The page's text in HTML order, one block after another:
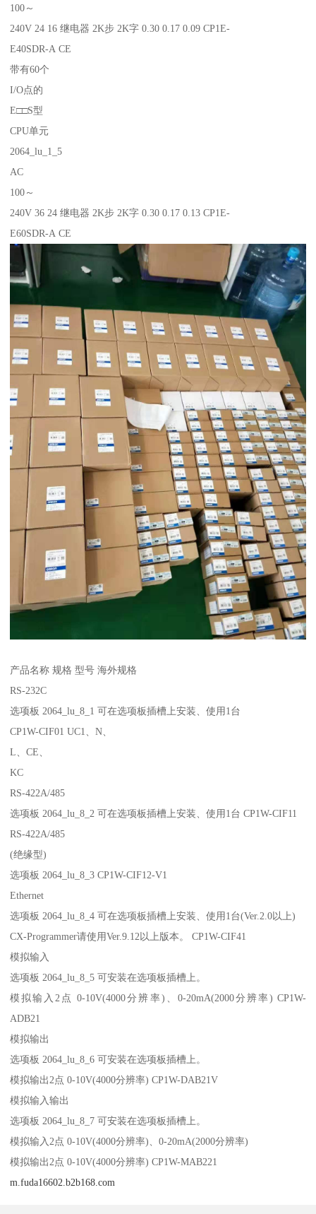
100～
240V 24 16 继电器 2K步 2K字 0.30 0.17 0.09 CP1E-
E40SDR-A CE
带有60个
I/O点的
E□□S型
CPU单元
2064_lu_1_5
AC
100～
240V 36 24 继电器 2K步 2K字 0.30 0.17 0.13 CP1E-
E60SDR-A CE
产品名称 规格 型号 海外规格
RS-232C
选项板 2064_lu_8_1 可在选项板插槽上安装、使用1台
CP1W-CIF01 UC1、N、
L、CE、
KC
RS-422A/485
选项板 2064_lu_8_2 可在选项板插槽上安装、使用1台 CP1W-CIF11
RS-422A/485
(绝缘型)
选项板 2064_lu_8_3 CP1W-CIF12-V1
Ethernet
选项板 2064_lu_8_4 可在选项板插槽上安装、使用1台(Ver.2.0以上)
CX-Programmer请使用Ver.9.12以上版本。 CP1W-CIF41
模拟输入
选项板 2064_lu_8_5 可安装在选项板插槽上。
模拟输入2点 0-10V(4000分辨率)、0-20mA(2000分辨率) CP1W-
ADB21
模拟输出
选项板 2064_lu_8_6 可安装在选项板插槽上。
模拟输出2点 0-10V(4000分辨率) CP1W-DAB21V
模拟输入输出
选项板 2064_lu_8_7 可安装在选项板插槽上。
模拟输入2点 0-10V(4000分辨率)、0-20mA(2000分辨率)
模拟输出2点 0-10V(4000分辨率) CP1W-MAB221
m.fuda16602.b2b168.com